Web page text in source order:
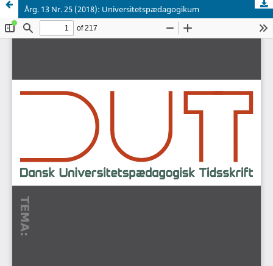
Årg. 13 Nr. 25 (2018): Universitetspædagogikum